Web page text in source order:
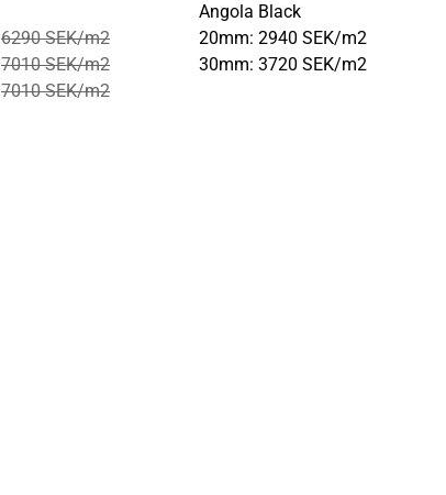
6290 SEK/m2
7010 SEK/m2
7010 SEK/m2
Angola Black
20mm: 2940 SEK/m2
30mm: 3720 SEK/m2